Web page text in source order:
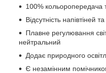
100% кольоропередача
Відсутність напівтіней
Плавне регулювання
нейтральний
Додає природного
Є незамінним